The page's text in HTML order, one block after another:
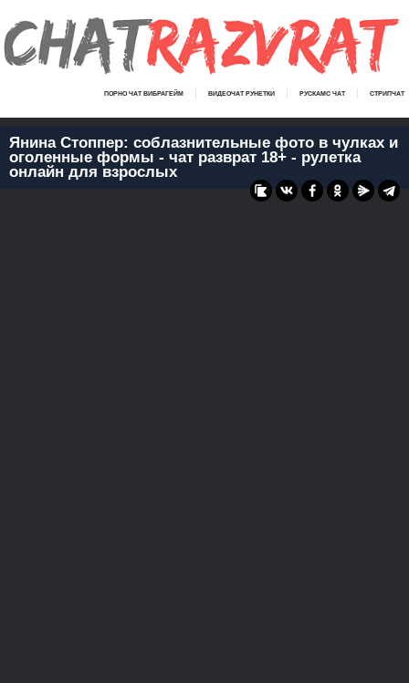
ПОРНО ЧАТ ВИБРАГЕЙМ ВИДЕОЧАТ РУНЕТКИ РУСКАМС ЧАТ СТРИПЧАТ
Янина Стоппер: соблазнительные фото в чулках и
оголенные формы - чат разврат 18+ - рулетка
онлайн для взрослых